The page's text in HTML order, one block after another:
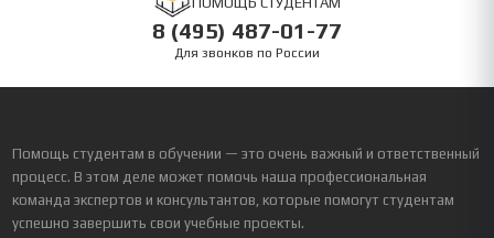
8 (495) 487-01-77
Для звонков по России
Помощь студентам в обучении — это очень важный и ответственный
процесс. В этом деле может помочь наша профессиональная
команда экспертов и консультантов, которые помогут студентам
успешно завершить свои учебные проекты.